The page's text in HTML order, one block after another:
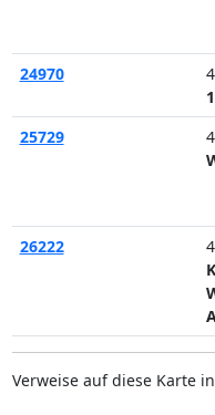
24970
25729
26222
Verweise auf diese Karte